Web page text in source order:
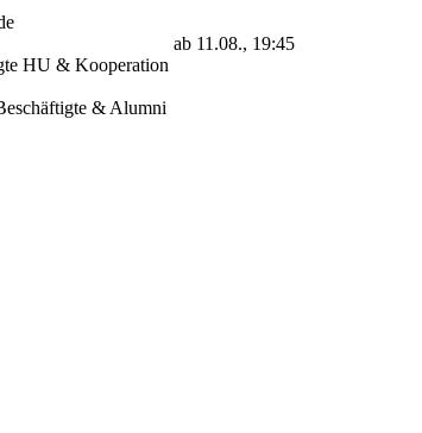
HU & Kooperation
& Alumni
ab 11.08., 19:45